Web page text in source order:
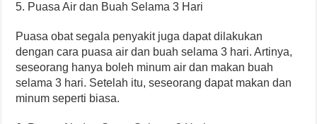
5. Puasa Air dan Buah Selama 3 Hari
Puasa obat segala penyakit juga dapat dilakukan
dengan cara puasa air dan buah selama 3 hari. Artinya,
seseorang hanya boleh minum air dan makan buah
selama 3 hari. Setelah itu, seseorang dapat makan dan
minum seperti biasa.